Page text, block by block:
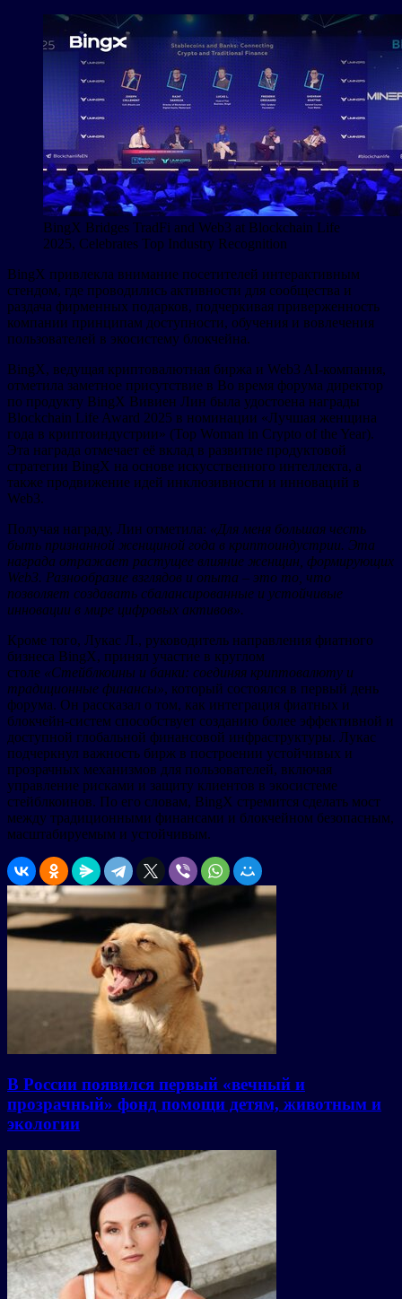
BingX Bridges TradFi and Web3 at Blockchain Life
2025, Celebrates Top Industry Recognition
BingX привлекла внимание посетителей интерактивным
стендом, где проводились активности для сообщества и
раздача фирменных подарков, подчеркивая приверженность
компании принципам доступности, обучения и вовлечения
пользователей в экосистему блокчейна.
BingX, ведущая криптовалютная биржа и Web3 AI-компания,
отметила заметное присутствие в Во время форума директор
по продукту BingX Вивиен Лин была удостоена награды
Blockchain Life Award 2025 в номинации «Лучшая женщина
года в криптоиндустрии» (Top Woman in Crypto of the Year).
Эта награда отмечает её вклад в развитие продуктовой
стратегии BingX на основе искусственного интеллекта, а
также продвижение идей инклюзивности и инноваций в
Web3.
Получая награду, Лин отметила: «Для меня большая честь
быть признанной женщиной года в криптоиндустрии. Эта
награда отражает растущее влияние женщин, формирующих
Web3. Разнообразие взглядов и опыта – это то, что
позволяет создавать сбалансированные и устойчивые
инновации в мире цифровых активов».
Кроме того, Лукас Л., руководитель направления фиатного
бизнеса BingX, принял участие в круглом
столе «Стейблкоины и банки: соединяя криптовалюту и
традиционные финансы», который состоялся в первый день
форума. Он рассказал о том, как интеграция фиатных и
блокчейн-систем способствует созданию более эффективной и
доступной глобальной финансовой инфраструктуры. Лукас
подчеркнул важность бирж в построении устойчивых и
прозрачных механизмов для пользователей, включая
управление рисками и защиту клиентов в экосистеме
стейблкоинов. По его словам, BingX стремится сделать мост
между традиционными финансами и блокчейном безопасным,
масштабируемым и устойчивым.
В России появился первый «вечный и
прозрачный» фонд помощи детям, животным и
экологии